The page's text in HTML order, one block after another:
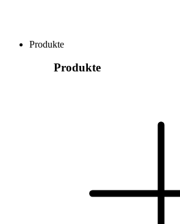
Produkte
Produkte